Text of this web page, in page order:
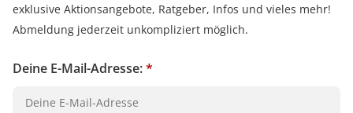
exklusive Aktionsangebote, Ratgeber, Infos und vieles mehr!
Abmeldung jederzeit unkompliziert möglich.
Deine E-Mail-Adresse:*